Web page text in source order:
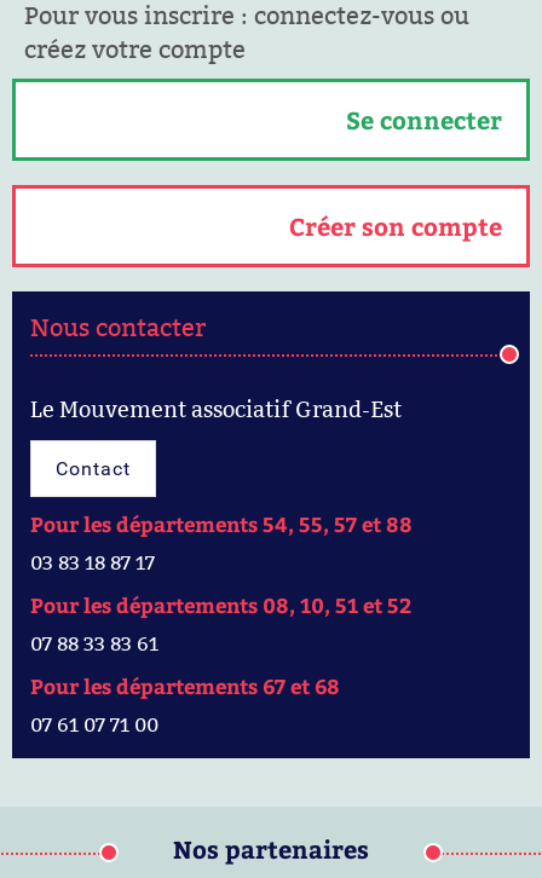
Pour vous inscrire : connectez-vous ou
créez votre compte
Se connecter
Créer son compte
Nous contacter
Le Mouvement associatif Grand-Est
Contact
Pour les départements 54, 55, 57 et 88
03 83 18 87 17
Pour les départements 08, 10, 51 et 52
07 88 33 83 61
Pour les départements 67 et 68
07 61 07 71 00
Nos partenaires